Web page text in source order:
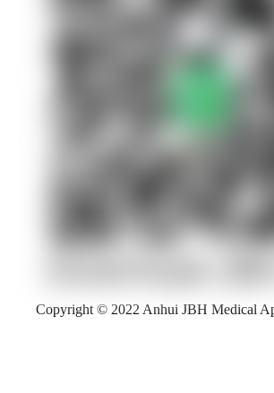
Copyright © 2022 Anhui JBH Medical